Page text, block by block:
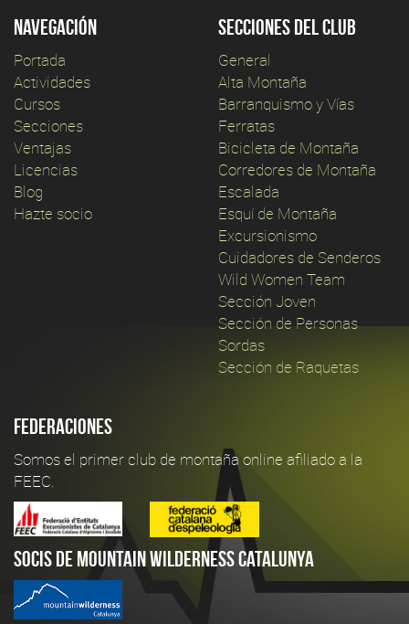
Navegación
Portada
Actividades
Cursos
Secciones
Ventajas
Licencias
Blog
Hazte socio
Secciones del club
General
Alta Montaña
Barranquismo y Vías
Ferratas
Bicicleta de Montaña
Corredores de Montaña
Escalada
Esquí de Montaña
Excursionismo
Cuidadores de Senderos
Wild Women Team
Sección Joven
Sección de Personas
Sordas
Sección de Raquetas
Federaciones
Somos el primer club de montaña online afiliado a la
FEEC.
Socis de Mountain Wilderness Catalunya